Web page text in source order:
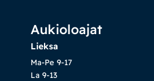
Aukioloajat
Lieksa
Ma-Pe 9-17
La 9-13